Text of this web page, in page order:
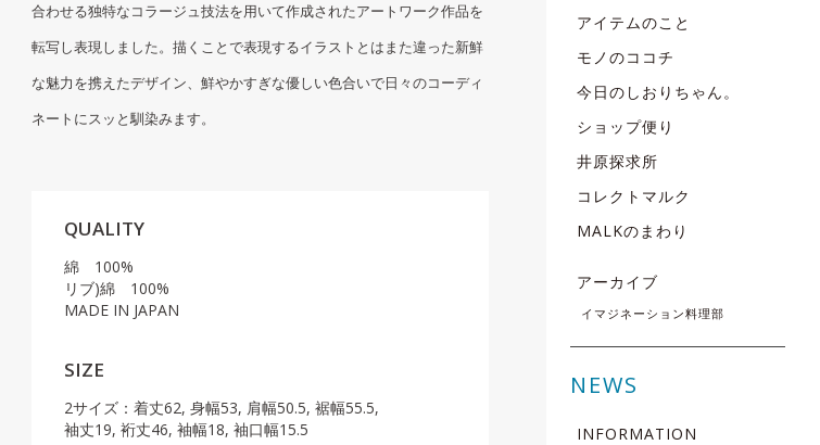
アイテムのこと
モノのココチ
今日のしおりちゃん。
ショップ便り
井原探求所
コレクトマルク
MALKのまわり
アーカイブ
イマジネーション料理部
NEWS
INFORMATION
合わせる独特なコラージュ技法を用いて作成されたアートワーク作品を
転写し表現しました。描くことで表現するイラストとはまた違った新鮮
な魅力を携えたデザイン、鮮やかすぎな優しい色合いで日々のコーディ
ネートにスッと馴染みます。
QUALITY
綿 100%
リブ)綿 100%
MADE IN JAPAN
SIZE
2サイズ：着丈62, 身幅53, 肩幅50.5, 裾幅55.5,
袖丈19, 裄丈46, 袖幅18, 袖口幅15.5